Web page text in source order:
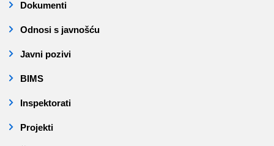
Dokumenti
Odnosi s javnošću
Javni pozivi
BIMS
Inspektorati
Projekti